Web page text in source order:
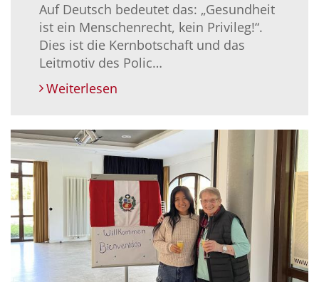
Auf Deutsch bedeutet das: „Gesundheit
ist ein Menschenrecht, kein Privileg!“.
Dies ist die Kernbotschaft und das
Leitmotiv des Polic…
Weiterlesen